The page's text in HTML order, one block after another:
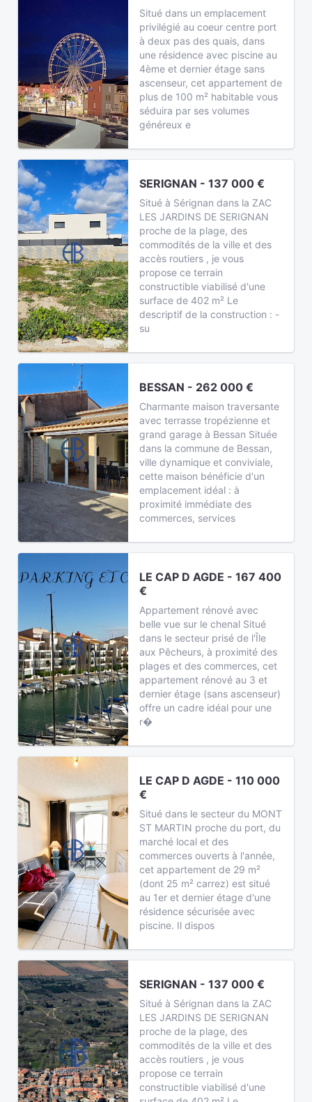
Situé dans un emplacement
privilégié au coeur centre port
à deux pas des quais, dans
une résidence avec piscine au
4ème et dernier étage sans
ascenseur, cet appartement de
plus de 100 m² habitable vous
séduira par ses volumes
généreux e
SERIGNAN - 137 000 €
Situé à Sérignan dans la ZAC
LES JARDINS DE SERIGNAN
proche de la plage, des
commodités de la ville et des
accès routiers , je vous
propose ce terrain
constructible viabilisé d'une
surface de 402 m² Le
descriptif de la construction : -
su
BESSAN - 262 000 €
Charmante maison traversante
avec terrasse tropézienne et
grand garage à Bessan Située
dans la commune de Bessan,
ville dynamique et conviviale,
cette maison bénéficie d'un
emplacement idéal : à
proximité immédiate des
commerces, services
LE CAP D AGDE - 167 400
€
Appartement rénové avec
belle vue sur le chenal Situé
dans le secteur prisé de l'Île
aux Pêcheurs, à proximité des
plages et des commerces, cet
appartement rénové au 3 et
dernier étage (sans ascenseur)
offre un cadre idéal pour une
r�
LE CAP D AGDE - 110 000
€
Situé dans le secteur du MONT
ST MARTIN proche du port, du
marché local et des
commerces ouverts à l'année,
cet appartement de 29 m²
(dont 25 m² carrez) est situé
au 1er et dernier étage d'une
résidence sécurisée avec
piscine. Il dispos
SERIGNAN - 137 000 €
Situé à Sérignan dans la ZAC
LES JARDINS DE SERIGNAN
proche de la plage, des
commodités de la ville et des
accès routiers , je vous
propose ce terrain
constructible viabilisé d'une